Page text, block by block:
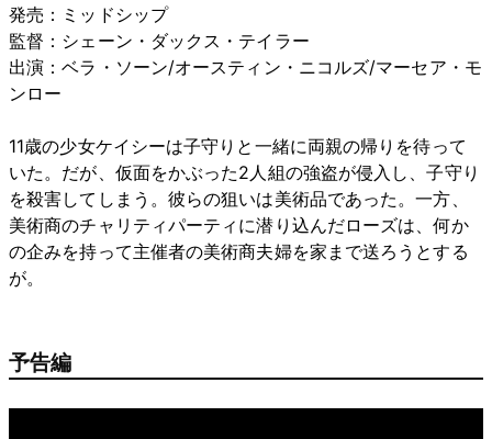
発売：ミッドシップ
監督：シェーン・ダックス・テイラー
出演：ベラ・ソーン/オースティン・ニコルズ/マーセア・モ
ンロー
11歳の少女ケイシーは子守りと一緒に両親の帰りを待って
いた。だが、仮面をかぶった2人組の強盗が侵入し、子守り
を殺害してしまう。彼らの狙いは美術品であった。一方、
美術商のチャリティパーティに潜り込んだローズは、何か
の企みを持って主催者の美術商夫婦を家まで送ろうとする
が。
予告編